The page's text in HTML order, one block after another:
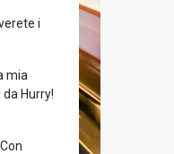
i
mia
Hurry!